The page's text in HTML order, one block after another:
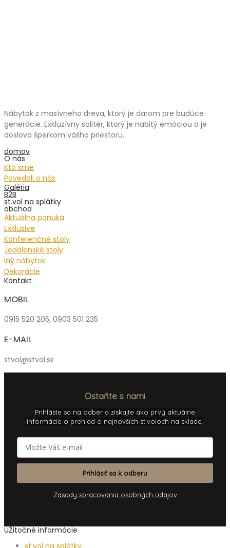
Nábytok z masívneho dreva, ktorý je darom pre budúce
generácie. Exkluzívny solitér, ktorý je nabitý emóciou a je
doslova šperkom vášho priestoru.
domov
O nás
Kto sme
Povedali o nás
Galéria
B2B
st.vol na splátky
obchod
Aktuálna ponuka
Exklusive
Konferenčné stoly
Jedálenské stoly
Iný nábytok
Dekorácie
Kontakt
MOBIL
0915 520 205, 0903 501 235
E-MAIL
stvol@stvol.sk
Ostaňte s nami
Prihláste sa na odber a získajte ako prvý aktuálne
informácie o prehľad o najnovších st.voloch na sklade.
Prihlásiť sa k odberu
Zásady spracovania osobných údajov
UŽitočné informácie
st.vol na splátky